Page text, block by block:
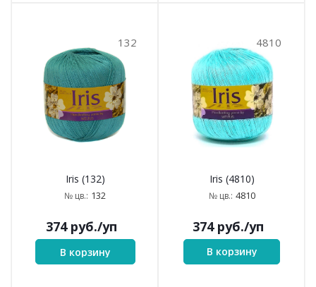
132
Iris (132)
№ цв.: 132
374руб./уп
В корзину
4810
Iris (4810)
№ цв.: 4810
374руб./уп
В корзину